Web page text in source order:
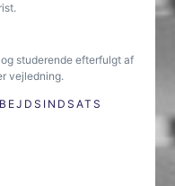
studerende efterfulgt af
vejledning.